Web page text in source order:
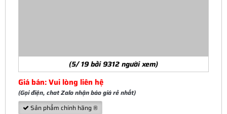
(5/ 19 bởi 9312 người xem)
Giá bán: Vui lòng liên hệ
(Gọi điện, chat Zalo nhận báo giá rẻ nhất)
Sản phẩm chính hãng ®